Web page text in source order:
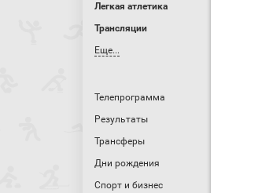
Легкая атлетика
Трансляции
Еще...
Телепрограмма
Результаты
Трансферы
Дни рождения
Спорт и бизнес